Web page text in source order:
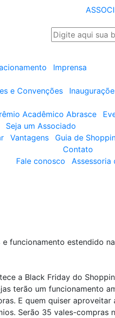
Imprensa
e Convenções
Acadêmico Abrasce
Seja um Associado
Vantagens Guia de
Contato
Fale conosco
Assessoria
funcionamento estendido
a Black Friday do
terão um funcionamento
E quem quiser aproveitar
Serão 35 vales-compras